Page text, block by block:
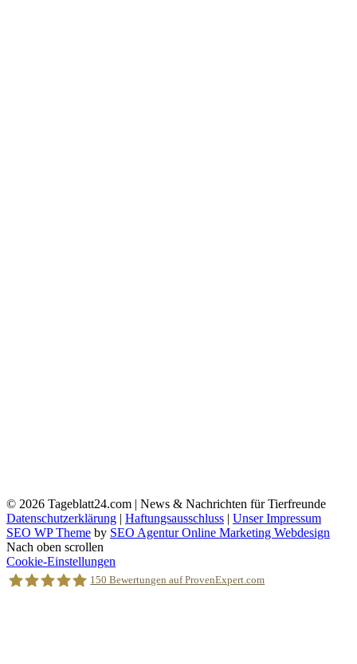
© 2026 Tageblatt24.com | News & Nachrichten für Tierfreunde
Datenschutzerklärung | Haftungsausschluss | Unser Impressum
SEO WP Theme by SEO Agentur Online Marketing Webdesign
Nach oben scrollen
Cookie-Einstellungen
150 Bewertungen auf ProvenExpert.com